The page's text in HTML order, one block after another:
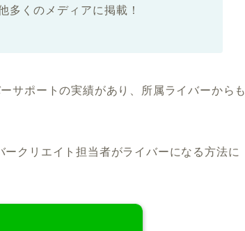
多くのメディアに掲載！
サポートの実績があり、所属ライバーからも
ークリエイト担当者がライバーになる方法に